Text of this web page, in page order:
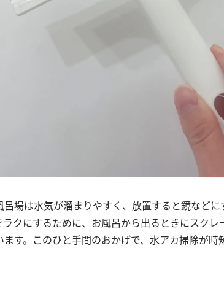
呂場は水気が溜まりやすく、放置すると鏡など
ラクにするために、お風呂から出るときにスク
ます。このひと手間のおかげで、水アカ掃除が